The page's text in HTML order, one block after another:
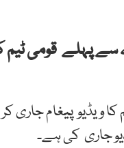
پہلے قومی
کا ویڈیو پیغام
جاری کی ہے۔